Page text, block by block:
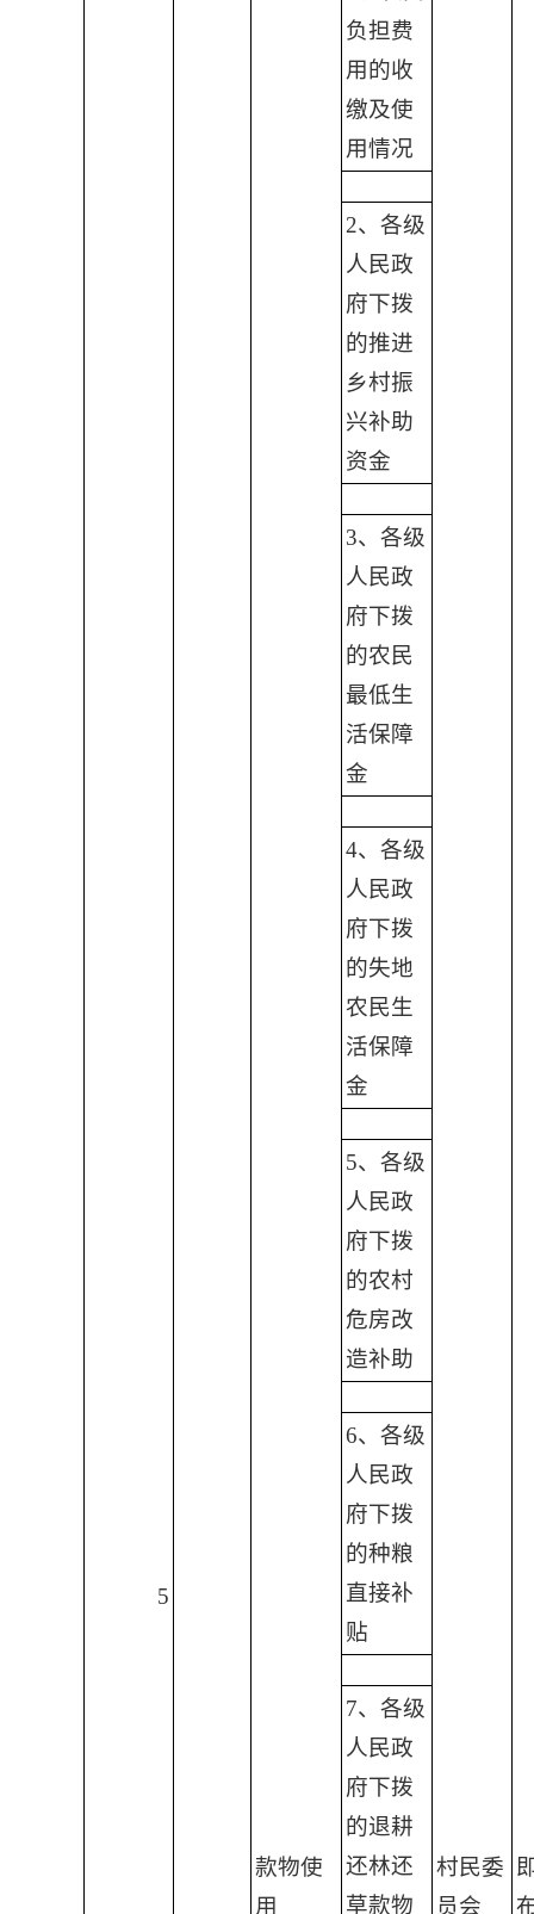
5
款物使
用
负担费
用的收
缴及使
用情况
村民委
员会
2、各级
人民政
府下拨
的推进
乡村振
兴补助
资金
3、各级
人民政
府下拨
的农民
最低生
活保障
金
4、各级
人民政
府下拨
的失地
农民生
活保障
金
5、各级
人民政
府下拨
的农村
危房改
造补助
6、各级
人民政
府下拨
的种粮
直接补
贴
7、各级
人民政
府下拨
的退耕
还林还
草款物